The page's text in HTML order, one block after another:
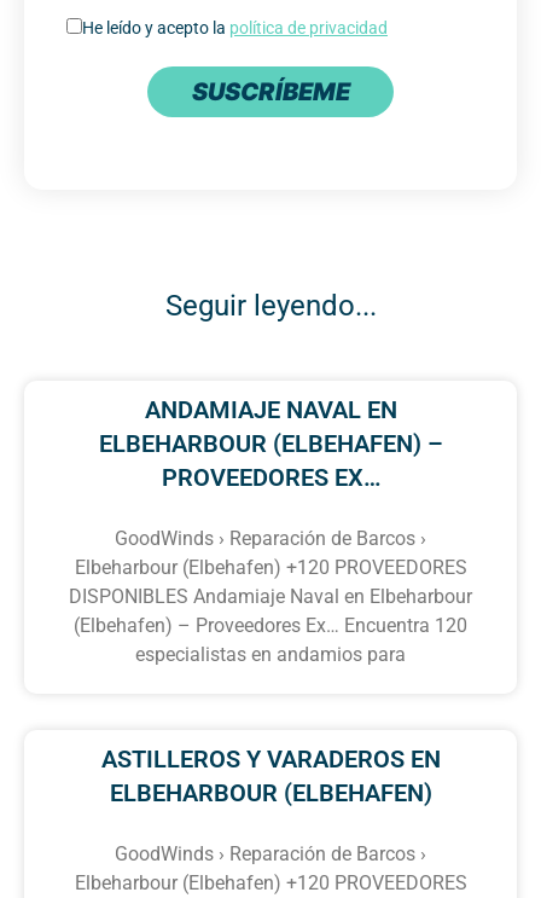
He leído y acepto la política de privacidad
SUSCRÍBEME
Seguir leyendo...
ANDAMIAJE NAVAL EN
ELBEHARBOUR (ELBEHAFEN) –
PROVEEDORES EX…
GoodWinds › Reparación de Barcos ›
Elbeharbour (Elbehafen) +120 PROVEEDORES
DISPONIBLES Andamiaje Naval en Elbeharbour
(Elbehafen) – Proveedores Ex… Encuentra 120
especialistas en andamios para
ASTILLEROS Y VARADEROS EN
ELBEHARBOUR (ELBEHAFEN)
GoodWinds › Reparación de Barcos ›
Elbeharbour (Elbehafen) +120 PROVEEDORES